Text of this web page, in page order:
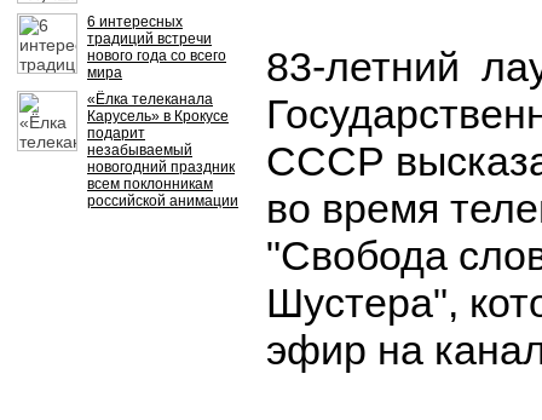
6 интересных
традиций встречи
нового года со всего
мира
«Ёлка телеканала
Карусель» в Крокусе
подарит
незабываемый
новогодний праздник
всем поклонникам
российской анимации
83-летний
СССР
во время
"Свобода
Шустера",
эфир на